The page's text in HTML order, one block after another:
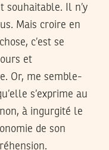
souhaitable. Il n’y
Mais croire en
c’est se
et
Or, me semble-
s’exprime au
à ingurgité le
de son